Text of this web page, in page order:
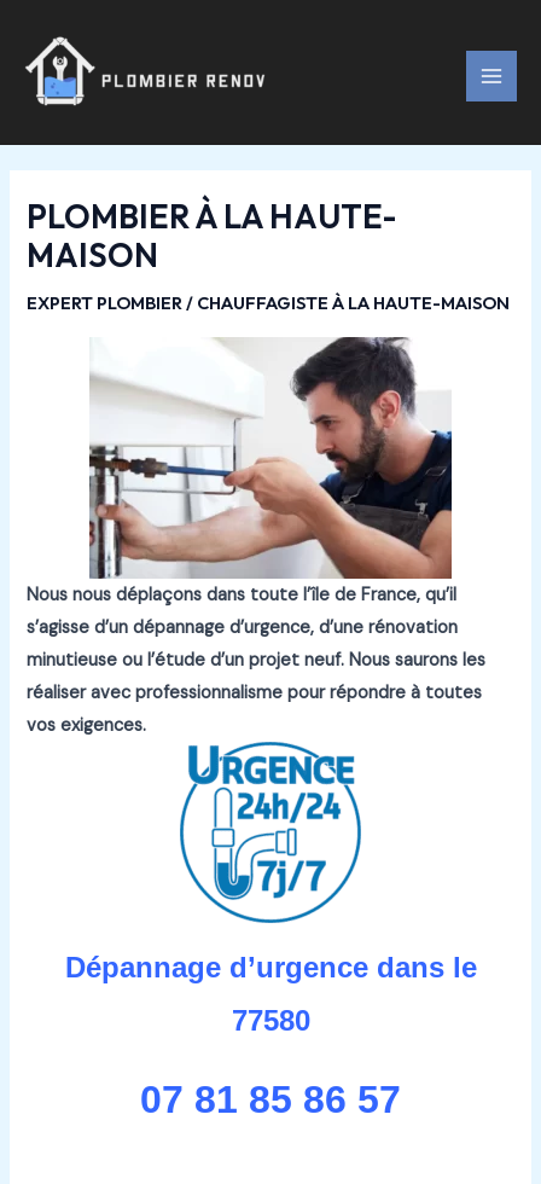
contenu
PLOMBIER À LA HAUTE-
MAISON
EXPERT PLOMBIER / CHAUFFAGISTE À LA HAUTE-MAISON
Nous nous déplaçons dans toute l’île de France, qu’il
s’agisse d’un dépannage d’urgence, d’une rénovation
minutieuse ou l’étude d’un projet neuf.Nous saurons les
réaliser avec professionnalisme pour répondre à toutes
vos exigences.
Dépannage d’urgence dans le
77580
07 81 85 86 57
articles